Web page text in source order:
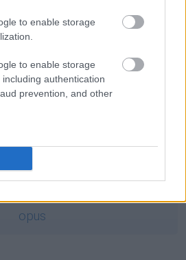
to enable storage
to enable storage
authentication
prevention, and other
globalizacja
YouTube
opus